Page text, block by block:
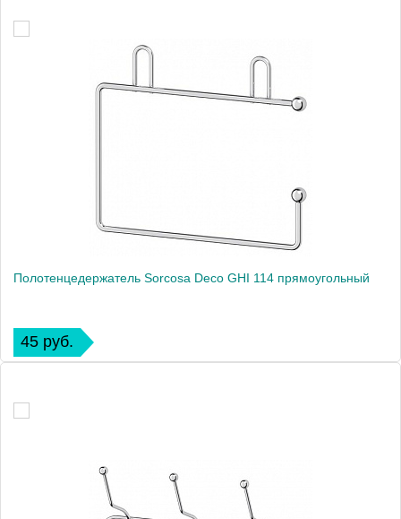
Полотенцедержатель Sorcosa Deco GHI 114 прямоугольный
45 руб.